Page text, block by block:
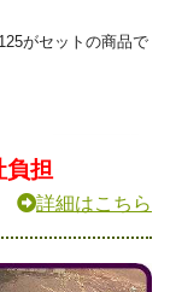
がセットの商品で
負担
詳細はこちら